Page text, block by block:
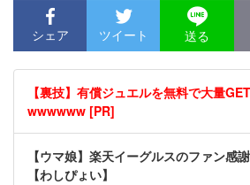
シェア ツイート 送る
【裏技】有償ジュエルを無料で大量
wwwwww [PR]
【ウマ娘】楽天イーグルスのファン感
【わしぴょい】